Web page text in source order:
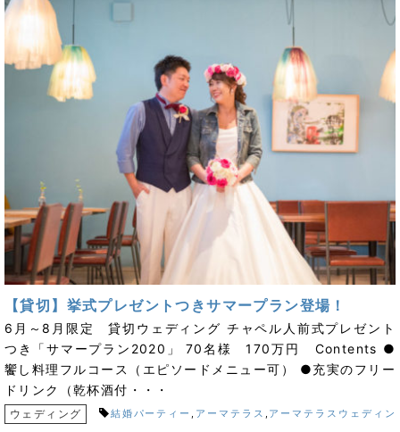
【貸切】挙式プレゼントつきサマープラン登場！
6月～8月限定 貸切ウェディング チャペル人前式プレゼント
つき「サマープラン2020」 70名様 170万円 Contents ●
饗し料理フルコース（エピソードメニュー可） ●充実のフリー
ドリンク（乾杯酒付・・・
ウェディング 結婚パーティー , アーマテラス , アーマテラスウェディン